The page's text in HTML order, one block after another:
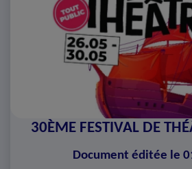
30ÈME FESTIVAL DE
Document éditée le